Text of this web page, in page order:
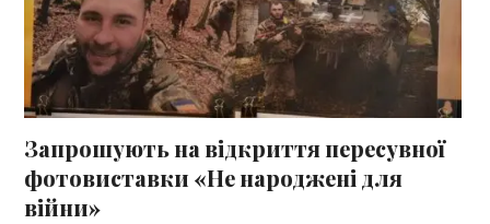
Запрошують на відкриття пересувної
фотовиставки «Не народжені для
війни»